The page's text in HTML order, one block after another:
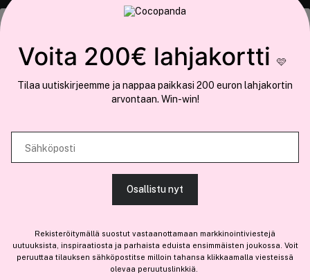
Tämä sivusto käyttää evästeitä
Käytämme evästeitä tarjoamamme sisällön ja mainosten
räätälöimiseen, sosiaalisen median ominaisuuksien tukemiseen ja
käytät sivustoamme. Kumppanimme voivat yhdistää näitä tietoja muihin
Meistä
Jos haluat henkilökohtaista neuvoa ammattitason hiustuotteista,
Voita 200€ lahjakortti 🩷
Tilaa uutiskirjeemme ja nappaa paikkasi 200 euron lahjakortin
arvontaan. Win-win!
Sähköposti
Osallistu nyt
Rekisteröitymällä suostut vastaanottamaan markkinointiviestejä
uutuuksista, inspiraatiosta ja parhaista eduista ensimmäisten joukossa. Voit
peruuttaa tilauksen sähköpostitse milloin tahansa klikkaamalla viesteissä
olevaa peruutuslinkkiä.